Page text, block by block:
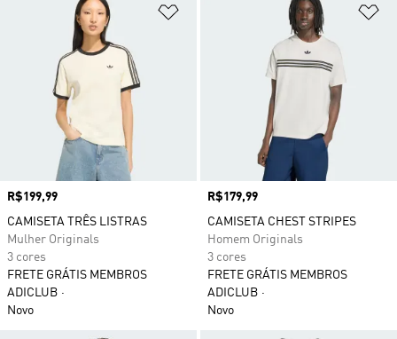
Adicionar à Lista de Desejos
Preço
R$199,99
CAMISETA TRÊS LISTRAS
Mulher Originals
3 cores
FRETE GRÁTIS MEMBROS
ADICLUB
Novo
Preço
R$179,99
CAMISETA CHEST STRIPES
Homem Originals
3 cores
FRETE GRÁTIS MEMBROS
ADICLUB
Novo